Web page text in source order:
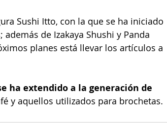
Sushi Itto, con la que se ha iniciado
de Izakaya Shushi y Panda
planes está llevar los artículos a
ha extendido a la generación de
y aquellos utilizados para brochetas.